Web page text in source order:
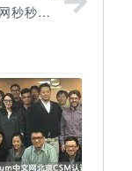
Scrum中文网秒秒乐第三期圆满结束